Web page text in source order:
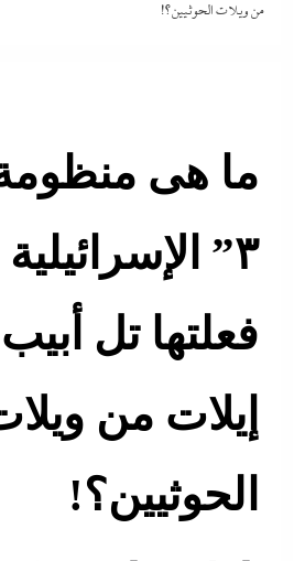
من ويلات الحوثيين؟!
ما هى
٣”
فعلتها تل أبيب
إيلات من
الحوثيين؟!